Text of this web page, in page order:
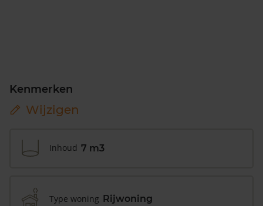
Kenmerken
Wijzigen
Inhoud 7 m3
Type woning Rijwoning